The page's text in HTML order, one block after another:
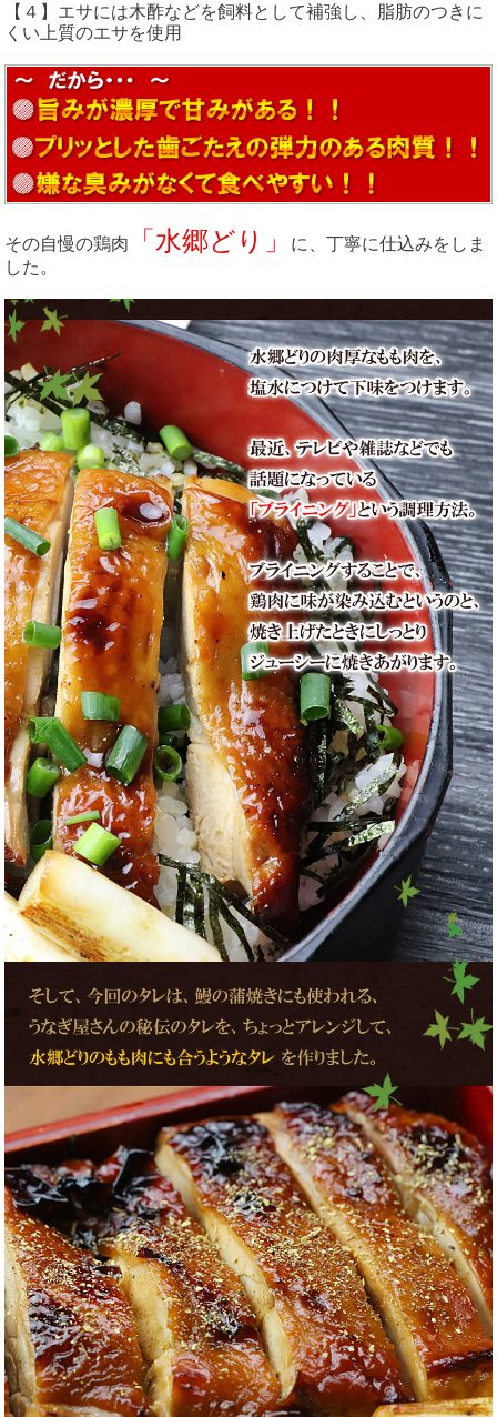
【４】エサには木酢などを飼料として補強し、脂肪のつきに
くい上質のエサを使用
その自慢の鶏肉 「水郷どり」
に、丁寧に仕込みをしま
した。